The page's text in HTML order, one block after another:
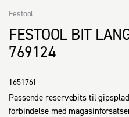
FESTOOL BIT
769124
Festool
1651761
Passende reservebits til
forbindelse med